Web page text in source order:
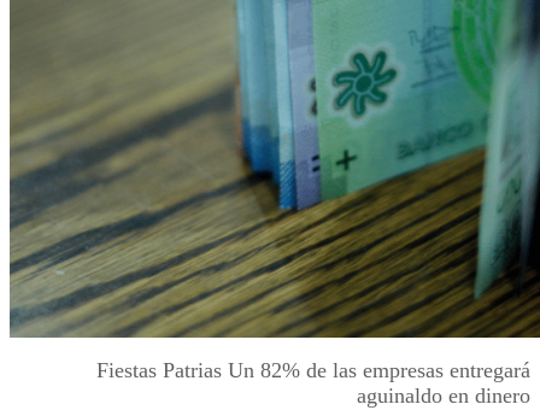
Fiestas Patrias Un 82% de las empresas entregará
aguinaldo en dinero